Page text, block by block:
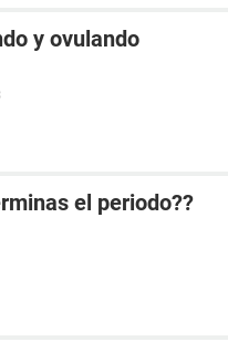
y ovulando
el periodo??